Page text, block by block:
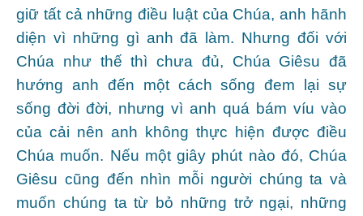
giữ tất cả những điều luật của Chúa, anh hãnh
diện vì những gì anh đã làm. Nhưng đối với
Chúa như thế thì chưa đủ, Chúa Giêsu đã
hướng anh đến một cách sống đem lại sự
sống đời đời, nhưng vì anh quá bám víu vào
của cải nên anh không thực hiện được điều
Chúa muốn. Nếu một giây phút nào đó, Chúa
Giêsu cũng đến nhìn mỗi người chúng ta và
muốn chúng ta từ bỏ những trở ngại, những